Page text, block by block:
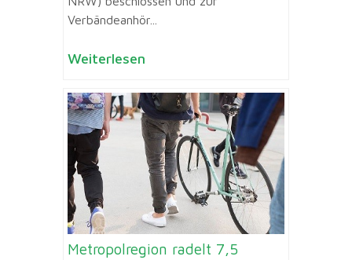
Verbändeanhör...
Weiterlesen
Metropolregion radelt 7,5